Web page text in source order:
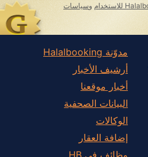
وسياسات
مدوّنة Halalbooking
أرشيف الأخبار
أخبار موقعنا
البيانات الصحفية
الوكالات
إضافة العقار
وظائف في HB